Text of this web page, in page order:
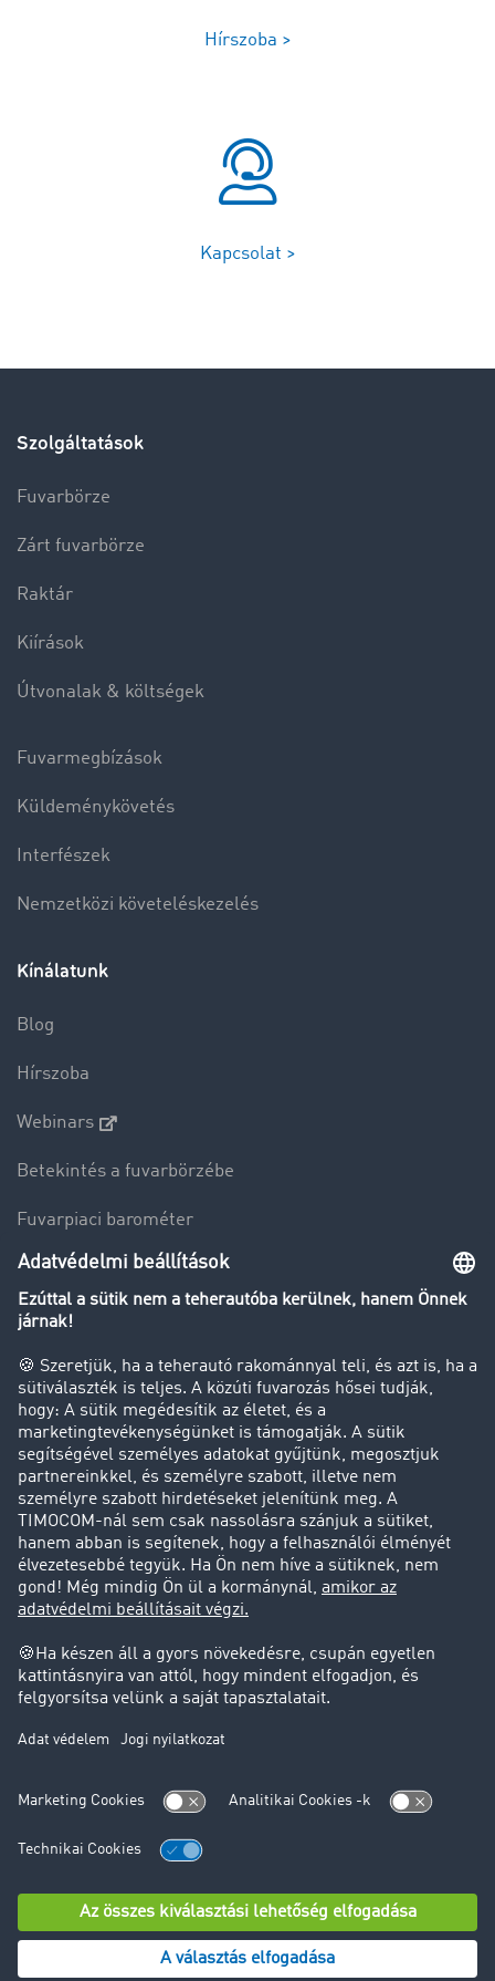
Hírszoba >
Kapcsolat >
Szolgáltatások
Fuvarbörze
Zárt fuvarbörze
Raktár
Kiírások
Útvonalak & költségek
Fuvarmegbízások
Küldeménykövetés
Interfészek
Nemzetközi követeléskezelés
Kínálatunk
Blog
Hírszoba
Webinars
Betekintés a fuvarbörzébe
Fuvarpiaci barométer
Transzportlexikon
Tehergépkocsi-forgalomkorlátozás
Cég
Sikertörténetek
Ügyfél hoz ügyfelet
Jogi információk
Impresszum
Adatvédelem
süti-beállítások
Támogatás
© TIMOCOM GmbH 2024. Minden jog fenntartva